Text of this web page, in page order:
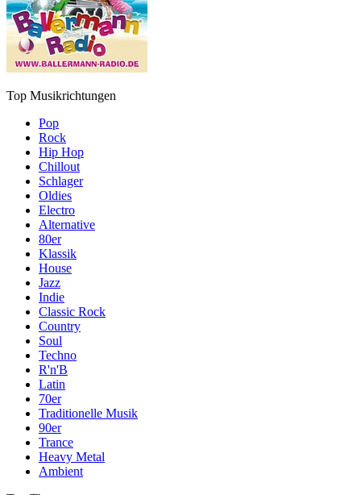
Top Musikrichtungen
Pop
Rock
Hip Hop
Chillout
Schlager
Oldies
Electro
Alternative
80er
Klassik
House
Jazz
Indie
Classic Rock
Country
Soul
Techno
R'n'B
Latin
70er
Traditionelle Musik
90er
Trance
Heavy Metal
Ambient